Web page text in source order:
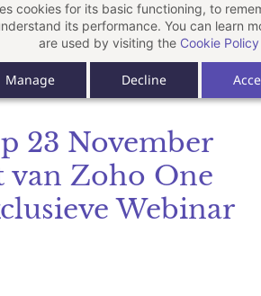
cookies for its basic functioning, to
its performance. You can learn
are used by visiting the Cookie Policy
Manage Decline
23 November
van Zoho One
Webinar